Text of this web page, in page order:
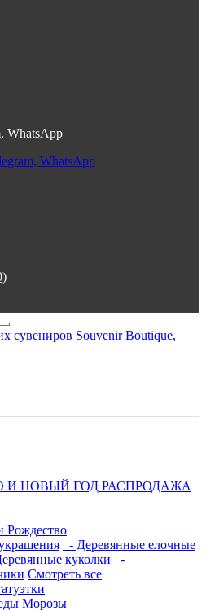
WhatsApp
WhatsApp
И НОВЫЙ ГОД РАСПРОДАЖА
Рождество
- Деревянные елочные
куколки
-
Смотреть все
Морозы